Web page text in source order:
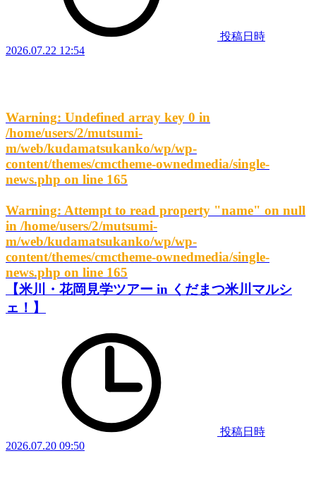
投稿日時
2026.07.22 12:54
Warning: Undefined array key 0 in
/home/users/2/mutsumi-
m/web/kudamatsukanko/wp/wp-
content/themes/cmctheme-ownedmedia/single-
news.php on line 165
Warning: Attempt to read property "name" on null
in /home/users/2/mutsumi-
m/web/kudamatsukanko/wp/wp-
content/themes/cmctheme-ownedmedia/single-
news.php on line 165
【米川・花岡見学ツアー in くだまつ米川マルシ
ェ！】
投稿日時
2026.07.20 09:50